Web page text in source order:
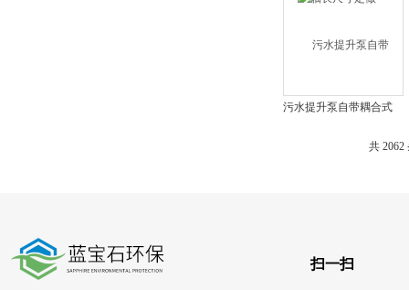
污水提升泵自带耦合式
共
扫一扫